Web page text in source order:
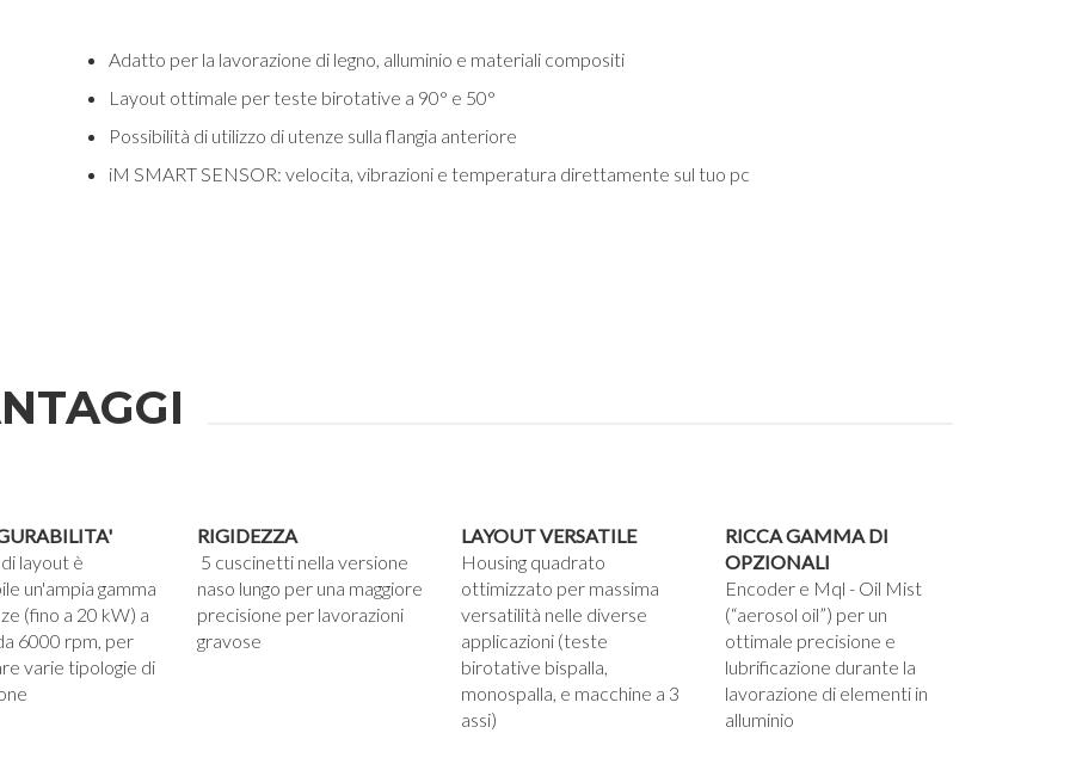
Adatto per la lavorazione di legno, alluminio e materiali compositi
Layout ottimale per teste birotative a 90° e 50°
Possibilità di utilizzo di utenze sulla flangia anteriore
iM SMART SENSOR: velocita, vibrazioni e temperatura direttamente sul tuo pc
layout è
un'ampia gamma
(fino a 20 kW) a
6000 rpm, per
varie tipologie di
RIGIDEZZA
5 cuscinetti nella versione
naso lungo per una maggiore
precisione per lavorazioni
gravose
LAYOUT VERSATILE
Housing quadrato
ottimizzato per massima
versatilità nelle diverse
applicazioni (teste
birotative bispalla,
monospalla, e macchine a 3
assi)
RICCA GAMMA DI
OPZIONALI
Encoder e Mql - Oil Mist
(“aerosol oil”) per un
ottimale precisione e
lubrificazione durante la
lavorazione di elementi in
alluminio